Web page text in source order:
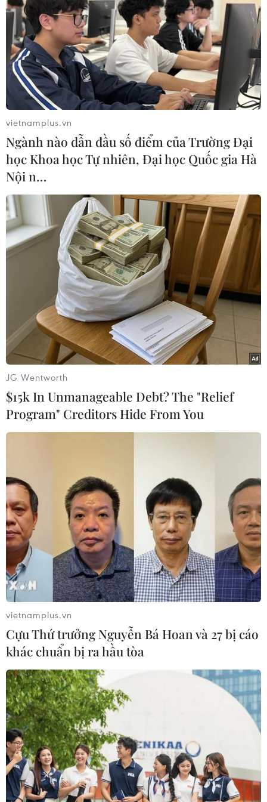
Australia lập quỹ khắc phục hậu quả cháy
rừng trị giá 1,5 tỷ USD
06/01/2020 09:45
Australia dành gần 1,4 tỷ USD cho các hoạt động khắc
phục hậu quả cháy rừng trên cả nước và đảo quốc
Vanuatu cam kết chi 150.000 USD để hỗ trợ cho Lực
lượng cứu hỏa nông thôn Australia.
08/01/2020 10:15
Việc khói mù dày đặc hơn và thời gian phải sống trong
bầu không khí độc hại kéo dài sẽ khiến nhiều người
khỏe mạnh đối mặt với những căn bệnh nghiêm trọng
sau này.
Biến đổi khí hậu: Tuần hành kêu gọi hành
động khẩn cấp tại Australia
vietnamplus.vn
Ngành nào dẫn đầu số điểm của Trường Đại
học Khoa học Tự nhiên, Đại học Quốc gia Hà
Nội n…
JG Wentworth
$15k In Unmanageable Debt? The "Relief
Program" Creditors Hide From You
vietnamplus.vn
Cựu Thứ trưởng Nguyễn Bá Hoan và 27 bị cáo
khác chuẩn bị ra hầu tòa